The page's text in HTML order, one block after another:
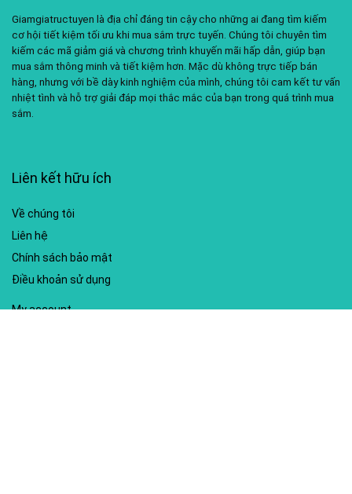
Giamgiatructuyen là địa chỉ đáng tin cậy cho những ai đang tìm kiếm
cơ hội tiết kiệm tối ưu khi mua sắm trực tuyến. Chúng tôi chuyên tìm
kiếm các mã giảm giá và chương trình khuyến mãi hấp dẫn, giúp bạn
mua sắm thông minh và tiết kiệm hơn. Mặc dù không trực tiếp bán
hàng, nhưng với bề dày kinh nghiệm của mình, chúng tôi cam kết tư vấn
nhiệt tình và hỗ trợ giải đáp mọi thắc mắc của bạn trong quá trình mua
sắm.
Liên kết hữu ích
Về chúng tôi
Liên hệ
Chính sách bảo mật
Điều khoản sử dụng
My account